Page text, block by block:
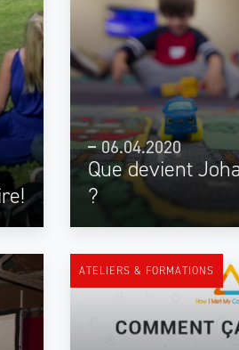
Que devient
?
06.04.2020
ATELIERS & FORMATIONS